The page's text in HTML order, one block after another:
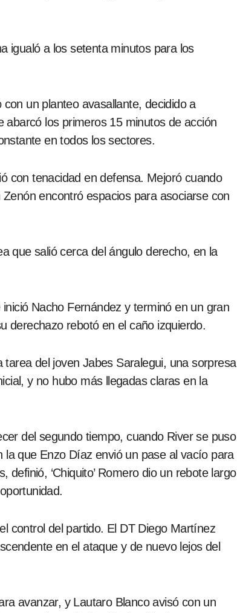
igualó a los setenta minutos para los
un planteo avasallante, decidido a
los primeros 15 minutos de acción
en todos los sectores.
con tenacidad en defensa. Mejoró cuando
encontró espacios para asociarse con
que salió cerca del ángulo derecho, en la
Nacho Fernández y terminó en un gran
derechazo rebotó en el caño izquierdo.
del joven Jabes Saralegui, una sorpresa
y no hubo más llegadas claras en la
del segundo tiempo, cuando River se puso
que Enzo Díaz envió un pase al vacío para
‘Chiquito’ Romero dio un rebote largo
control del partido. El DT Diego Martínez
en el ataque y de nuevo lejos del
avanzar, y Lautaro Blanco avisó con un